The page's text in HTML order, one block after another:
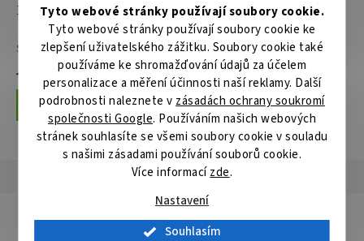
Tyto webové stránky používají soubory cookie.
Tyto webové stránky používají soubory cookie ke
zlepšení uživatelského zážitku. Soubory cookie také
používáme ke shromažďování údajů za účelem
personalizace a měření účinnosti naší reklamy. Další
podrobnosti naleznete v zásadách ochrany soukromí
společnosti Google. Používáním našich webových
stránek souhlasíte se všemi soubory cookie v souladu
s našimi zásadami používání souborů cookie.
Více informacízde.
Nastavení
Souhlasím
305mm Li-ion XGT 40V,
bez aku Z
Skladem
13 196 Kč
Do košíku
Diskuze
Detailní popis produktu